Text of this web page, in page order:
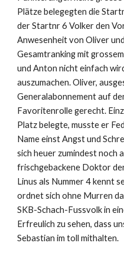
Plätze belegegten die
der Startnr 6 Volker den
Anwesenheit von Oliver
Gesamtranking mit
und Anton nicht einfach
auszumachen. Oliver,
Generalabonnement auf
Favoritenrolle gerecht.
Platz belegte, musste er
Name einst Angst und
sich heuer zumindest noch
frischgebackene Doktor
Linus als Nummer 4 kennt
ordnet sich ohne Murren
SKB-Schach-Fussvolk in
Erfreulich zu sehen, dass
Sebastian im toll mithalten.